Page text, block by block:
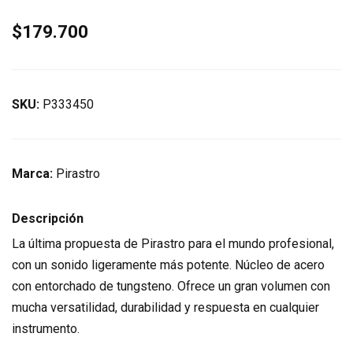
$179.700
SKU: P333450
Marca: Pirastro
Descripción
La última propuesta de Pirastro para el mundo profesional,
con un sonido ligeramente más potente. Núcleo de acero
con entorchado de tungsteno. Ofrece un gran volumen con
mucha versatilidad, durabilidad y respuesta en cualquier
instrumento.